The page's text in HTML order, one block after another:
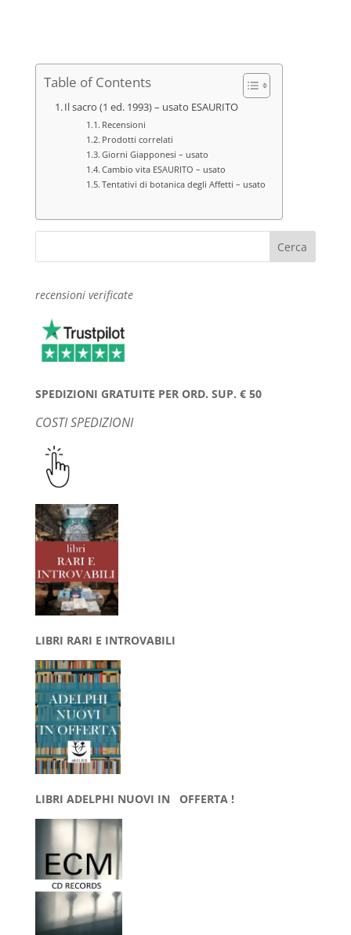
Table of Contents
Il sacro (1 ed. 1993) – usato ESAURITO
Recensioni
Prodotti correlati
Giorni Giapponesi – usato
Cambio vita ESAURITO – usato
Tentativi di botanica degli Affetti – usato
recensioni verificate
SPEDIZIONI GRATUITE PER ORD. SUP. € 50
COSTI SPEDIZIONI
LIBRI RARI E INTROVABILI
LIBRI ADELPHI NUOVI IN OFFERTA !